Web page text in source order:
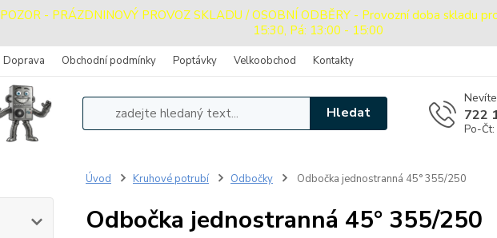
POZOR - PRÁZDNINOVÝ PROVOZ SKLADU / OSOBNÍ ODBĚRY - Provozní doba skladu
15:30, Pá: 13:00 - 15:00
Doprava Obchodní podmínky Poptávky Velkoobchod Kontakty
Hledat 722
Po-
Úvod Kruhové potrubí Odbočky Odbočka jednostranná 45° 355/250
Odbočka jednostranná 45° 355/250